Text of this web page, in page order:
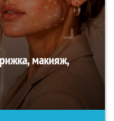
макияж,